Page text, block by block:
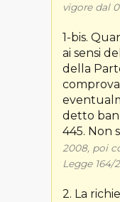
vigore dal
1-bis.
ai sensi
della
detto
445. Non
2008, poi
Legge 164/
2. La